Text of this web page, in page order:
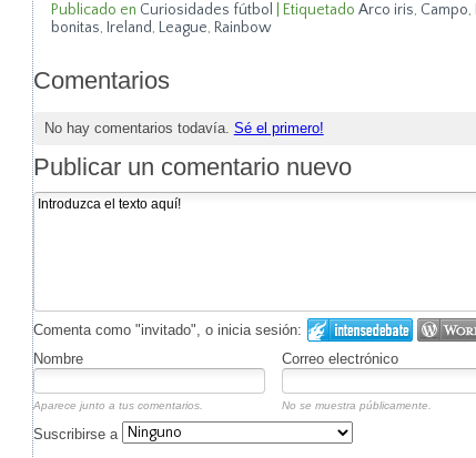
Publicado en Curiosidades fútbol Etiquetado Arco iris, Campo,
bonitas, Ireland, League, Rainbow
Comentarios
No hay comentarios todavía. Sé el primero!
Publicar un comentario nuevo
Comenta como "invitado", o inicia sesión:
Nombre
Correo electrónico
Aparece junto a tus comentarios. No se muestra públicamente.
Suscribirse a